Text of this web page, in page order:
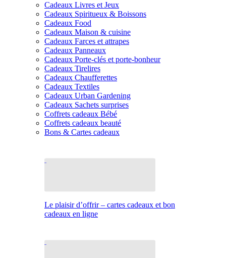
Cadeaux Livres et Jeux
Cadeaux Spiritueux & Boissons
Cadeaux Food
Cadeaux Maison & cuisine
Cadeaux Farces et attrapes
Cadeaux Panneaux
Cadeaux Porte-clés et porte-bonheur
Cadeaux Tirelires
Cadeaux Chaufferettes
Cadeaux Textiles
Cadeaux Urban Gardening
Cadeaux Sachets surprises
Coffrets cadeaux Bébé
Coffrets cadeaux beauté
Bons & Cartes cadeaux
Le plaisir d’offrir – cartes cadeaux et bon
cadeaux en ligne